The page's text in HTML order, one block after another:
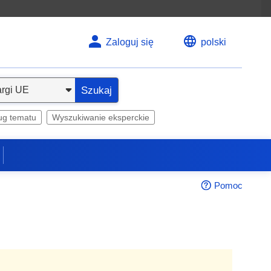
Zaloguj się polski
Szukaj
tematu Wyszukiwanie eksperckie
Pomoc